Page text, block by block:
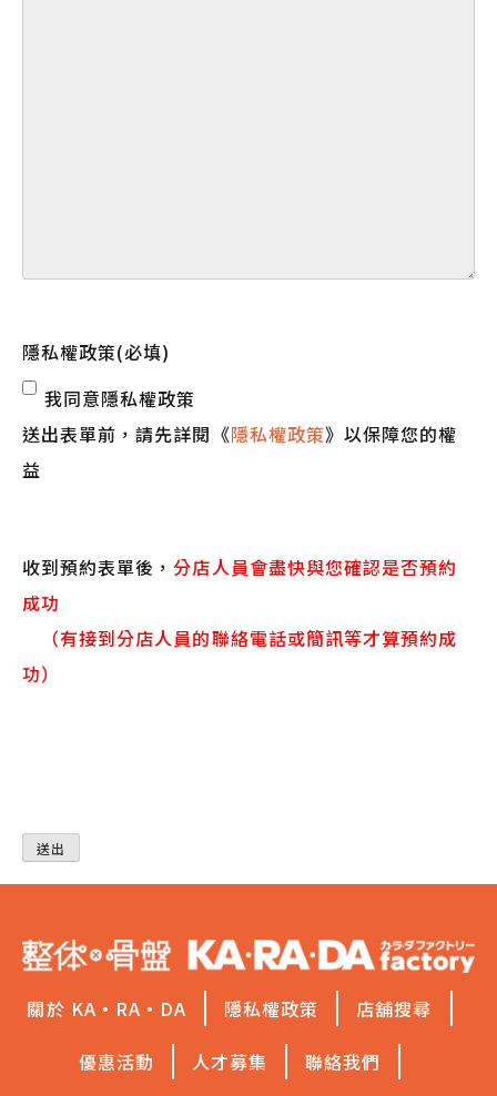
隱私權政策(必填)
我同意隱私權政策
送出表單前，請先詳閱《隱私權政策》以保障您的權
益
收到預約表單後，分店人員會盡快與您確認是否預約
成功
（有接到分店人員的聯絡電話或簡訊等才算預約成
功）
關於 KA·RA·DA 隱私權政策
店舖搜尋
優惠活動
人才募集 聯絡我們